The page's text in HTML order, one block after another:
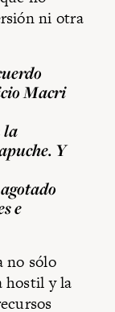
ni otra
Macri
la
Y
e
no sólo
hostil y la